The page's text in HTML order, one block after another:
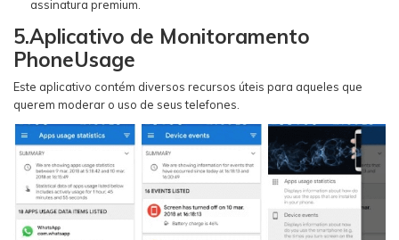
assinatura premium.
5.Aplicativo de Monitoramento
PhoneUsage
Este aplicativo contém diversos recursos úteis para aqueles que
querem moderar o uso de seus telefones.